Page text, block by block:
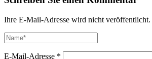
Ihre E-Mail-Adresse wird nicht veröffentlicht.
E-Mail-Adresse *